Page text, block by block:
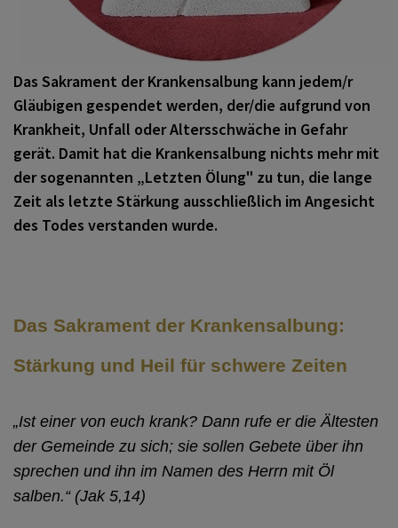
Begräbnis
Das Sakrament der Krankensalbung kann jedem/r
Gläubigen gespendet werden, der/die aufgrund von
Krankheit, Unfall oder Altersschwäche in Gefahr
gerät. Damit hat die Krankensalbung nichts mehr mit
der sogenannten „Letzten Ölung" zu tun, die lange
Zeit als letzte Stärkung ausschließlich im Angesicht
des Todes verstanden wurde.
Das Sakrament der Krankensalbung:
Stärkung und Heil für schwere Zeiten
„Ist einer von euch krank? Dann rufe er die Ältesten
der Gemeinde zu sich; sie sollen Gebete über ihn
sprechen und ihn im Namen des Herrn mit Öl
salben.“ (Jak 5,14)